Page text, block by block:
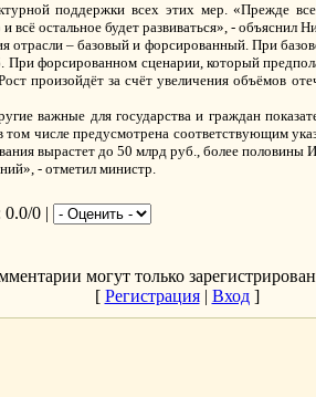
поддержки всех этих мер. «Прежде
всё остальное будет развиваться», - объяснил
отрасли – базовый и форсированный. При
форсированном сценарии, который
произойдёт за счёт увеличения объёмов
важные для государства и граждан
том числе предусмотрена соответствующим
вырастет до 50 млрд руб., более половины
- отметил министр.
0.0/0 |
могут только
[ Регистрация| Вход]